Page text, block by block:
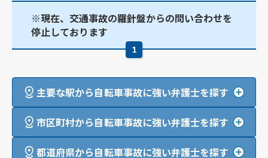
※現在、交通事故の羅針盤からの問い合わせを
停止しております
1
主要な駅から自転車事故に強い弁護士を探す
市区町村から自転車事故に強い弁護士を探す
都道府県から自転車事故に強い弁護士を探す